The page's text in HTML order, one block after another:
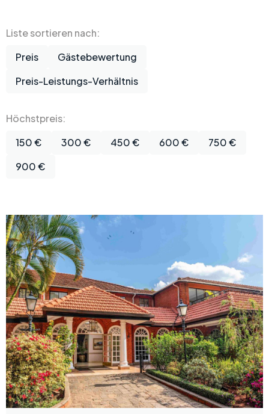
Liste sortieren nach:
Preis
Gästebewertung
Preis-Leistungs-Verhältnis
Höchstpreis:
150 €
300 € 450 € 600 €
750 €
900 €